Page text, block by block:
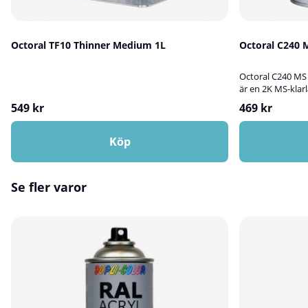
Octoral TF10 Thinner Medium 1L
549 kr
Köp
Octoral C240
Octoral C240
är en 2K MS-
Klarlacken
Billack Octobase
skyddande yta
Octoral H35
1 del härdare.
och skyddande
MS Härdare
Octoral TA910
denna
Medium krävs.
1 del
Medium kan
469 kr
Se fler varor